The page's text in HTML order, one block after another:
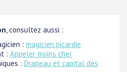
, consultez aussi :
: magicien picardie
: Appeler moins cher
: Drapeau et capital des